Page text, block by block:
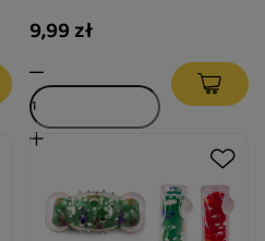
9,99 zł